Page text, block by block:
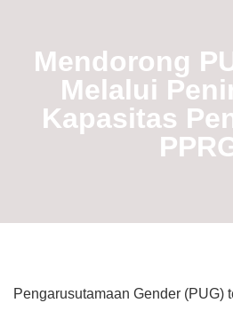
Mendorong
Melalui
Kapasitas
Pengarusutamaan Gender (PUG)